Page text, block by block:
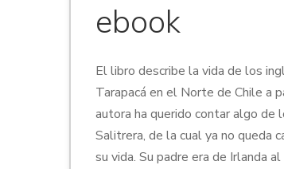
ebook
El libro describe la vida de los
Tarapacá en el Norte de Chile a
autora ha querido contar algo
Salitrera, de la cual ya no queda
su vida. Su padre era de Irlanda